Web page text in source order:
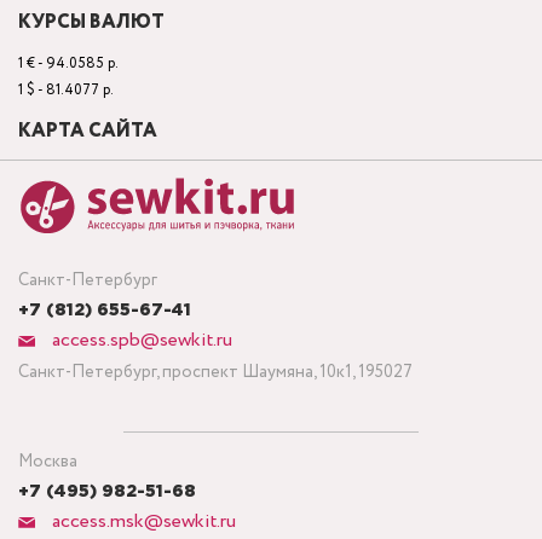
Санкт-Петербург
+7 (812) 655-67-41
access.spb@sewkit.ru
Санкт-Петербург, проспект Шаумяна, 10к1, 195027
Москва
+7 (495) 982-51-68
access.msk@sewkit.ru
КУРСЫ ВАЛЮТ
1 € - 94.0585 р.
1 $ - 81.4077 р.
КАРТА САЙТА